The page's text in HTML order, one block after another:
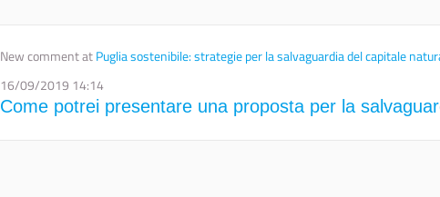
New comment atPuglia sostenibile: strategie per la salvaguardia del capitale
16/09/2019 14:14
Come potrei presentare una proposta per la